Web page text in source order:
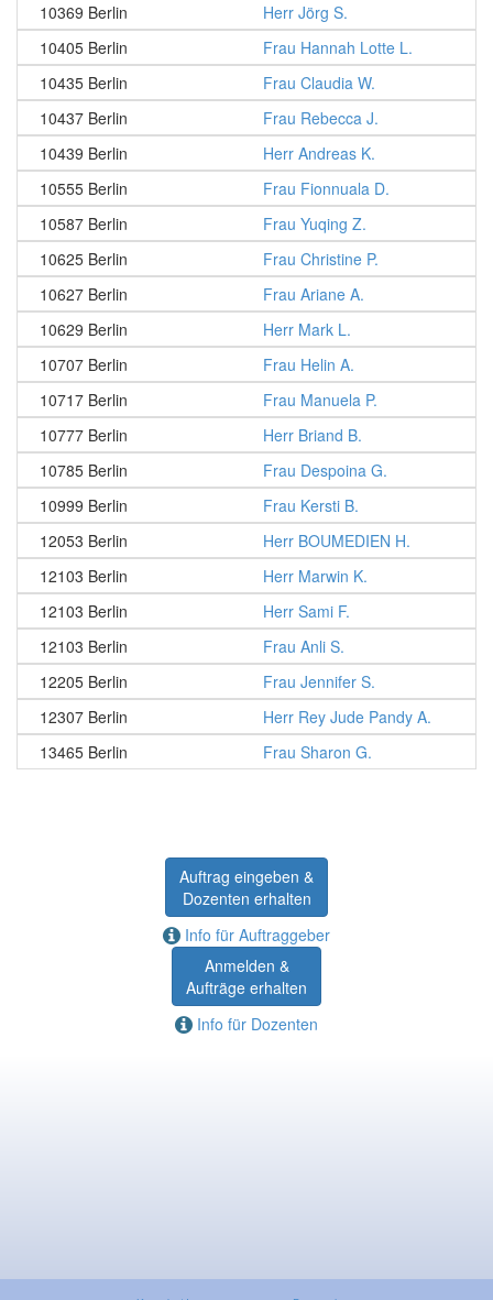
10369 Berlin
Herr Jörg S.
10405 Berlin
Frau Hannah Lotte L.
10435 Berlin
Frau Claudia W.
10437 Berlin
Frau Rebecca J.
10439 Berlin
Herr Andreas K.
10555 Berlin
Frau Fionnuala D.
10587 Berlin
Frau Yuqing Z.
10625 Berlin
Frau Christine P.
10627 Berlin
Frau Ariane A.
10629 Berlin
Herr Mark L.
10707 Berlin
Frau Helin A.
10717 Berlin
Frau Manuela P.
10777 Berlin
Herr Briand B.
10785 Berlin
Frau Despoina G.
10999 Berlin
Frau Kersti B.
12053 Berlin
Herr BOUMEDIEN H.
12103 Berlin
Herr Marwin K.
12103 Berlin
Herr Sami F.
12103 Berlin
Frau Anli S.
12205 Berlin
Frau Jennifer S.
12307 Berlin
Herr Rey Jude Pandy A.
13465 Berlin
Frau Sharon G.
Auftrag eingeben &
Dozenten erhalten
Info für Auftraggeber
Anmelden &
Aufträge erhalten
Info für Dozenten